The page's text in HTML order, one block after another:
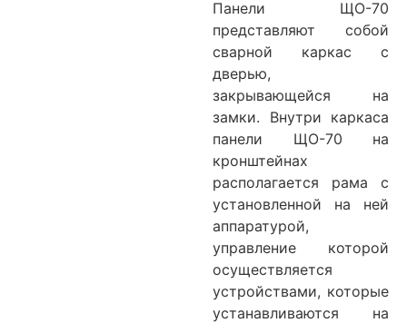
Панели ЩО-70
представляют собой
сварной каркас с
дверью,
закрывающейся на
замки. Внутри каркаса
панели ЩО-70 на
кронштейнах
располагается рама с
установленной на ней
аппаратурой,
управление которой
осуществляется
устройствами, которые
устанавливаются на